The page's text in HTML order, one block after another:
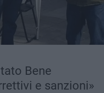
Bene
e sanzioni»